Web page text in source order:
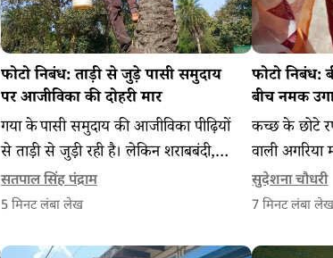
फोटो निबंध: ताड़ी से जुड़े पासी समुदाय
पर आजीविका की दोहरी मार
गया के पासी समुदाय की आजीविका पीढ़ियों
से ताड़ी से जुड़ी रही है। लेकिन शराबबंदी,
घटते पेड़ और रोजगार की कमी से पलायन
बढ़ा है, जिसका असर महिलाओं और बच्चों
सतपाल सिंह पंद्राम
5 मिनट लंबा लेख
फोटो निबंध:
बीच नमक
कच्छ के छोटे
वाली
स्वास्थ्य
विवश हैं।
सुदेशना चौधरी
7 मिनट लंबा